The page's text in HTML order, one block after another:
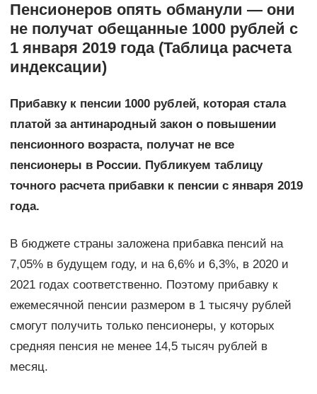
Пенсионеров опять обманули — они
не получат обещанные 1000 рублей с
1 января 2019 года (Таблица расчета
индексации)
Прибавку к пенсии 1000 рублей, которая стала
платой за антинародный закон о повышении
пенсионного возраста, получат не все
пенсионеры в России. Публикуем таблицу
точного расчета прибавки к пенсии с января 2019
года.
В бюджете страны заложена прибавка пенсий на
7,05% в будущем году, и на 6,6% и 6,3%, в 2020 и
2021 годах соответственно. Поэтому прибавку к
ежемесячной пенсии размером в 1 тысячу рублей
смогут получить только пенсионеры, у которых
средняя пенсия не менее 14,5 тысяч рублей в
месяц.